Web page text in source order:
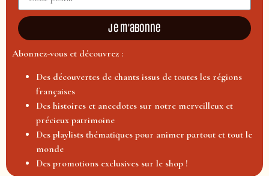
Je m'abonne
Abonnez-vous et découvrez :
Des découvertes de chants issus de toutes les régions
françaises
Des histoires et anecdotes sur notre merveilleux et
précieux patrimoine
Des playlists thématiques pour animer partout et tout le
monde
Des promotions exclusives sur le shop !